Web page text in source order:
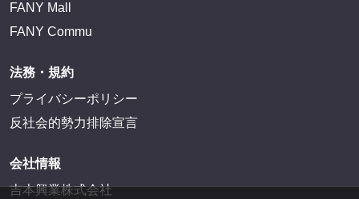
FANY Mall
FANY Commu
法務・規約
プライバシーポリシー
反社会的勢力排除宣言
会社情報
吉本興業株式会社